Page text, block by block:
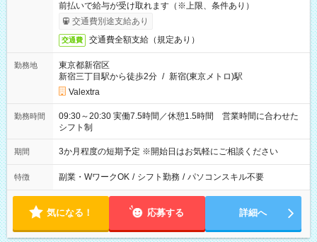
前払いで給与が受け取れます（※上限、条件あり）
交通費別途支給あり
交通費 交通費全額支給（規定あり）
勤務地
東京都新宿区
新宿三丁目駅から徒歩2分 / 新宿(東京メトロ)駅
Valextra
勤務時間
09:30～20:30 実働7.5時間／休憩1.5時間 営業時間に合わせた
シフト制
期間 3か月程度の短期予定 ※開始日はお気軽にご相談ください
特徴 副業・WワークOK / シフト勤務 / パソコンスキル不要
気になる！ 応募する 詳細へ